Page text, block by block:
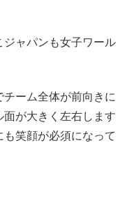
ャパンも女子ワール
ーム全体が前向きに
が大きく左右します
笑顔が必須になって